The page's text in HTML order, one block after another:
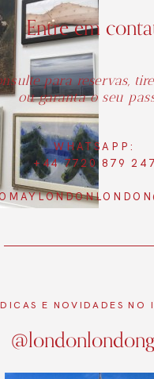
DICAS E NOVIDADES NO
Entre em
para reservas,
ou garanta o seu
WHATSAPP:
+44 7720 879 247